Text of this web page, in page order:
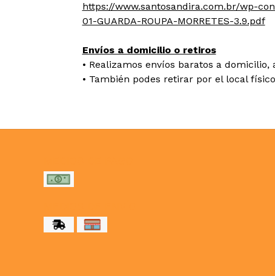
https://www.santosandira.com.br/wp-
01-GUARDA-ROUPA-MORRETES-3.9.pdf
Envíos a domicilio o retiros
• Realizamos envíos baratos a domicilio,
• También podes retirar por el local